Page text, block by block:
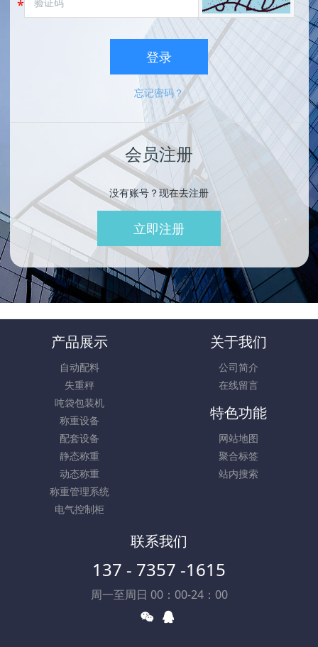
登录
忘记密码？
会员注册
没有账号？现在去注册
立即注册
产品展示
自动配料
失重秤
吨袋包装机
称重设备
配套设备
静态称重
动态称重
称重管理系统
电气控制柜
关于我们
公司简介
在线留言
特色功能
网站地图
聚合标签
站内搜索
联系我们
137 - 7357 -1615
周一至周日 00：00-24：00